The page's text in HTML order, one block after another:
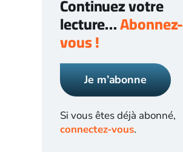
Continuez votre
lecture…Abonnez-
vous !
Je m’abonne
Si vous êtes déjà abonné,
connectez-vous.